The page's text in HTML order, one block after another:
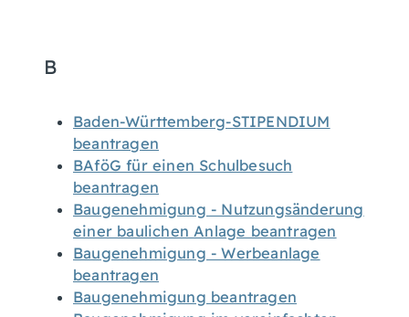
B
Baden-Württemberg-STIPENDIUM
beantragen
BAföG für einen Schulbesuch
beantragen
Baugenehmigung - Nutzungsänderung
einer baulichen Anlage beantragen
Baugenehmigung - Werbeanlage
beantragen
Baugenehmigung beantragen